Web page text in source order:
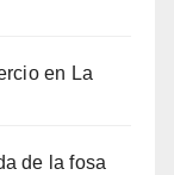
en La
de la fosa